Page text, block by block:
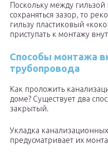
Поскольку между
сохраняться зазор, то
гильзу пластиковый
приступать к монтажу
Способы монтажа
трубопровода
Как проложить
доме? Существует два
закрытый.
Укладка
предусматривает их